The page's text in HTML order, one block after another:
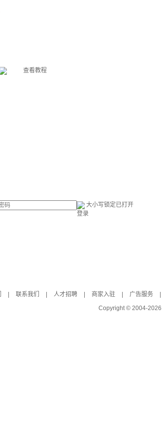
查看教程
大小写锁定已打开
登录
联系我们 人才招聘 商家入驻 广告服务
Copyright © 2004-2026